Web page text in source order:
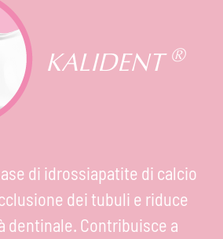
KALIDENT ®
di idrossiapatite di calcio
dei tubuli e riduce
dentinale. Contribuisce a